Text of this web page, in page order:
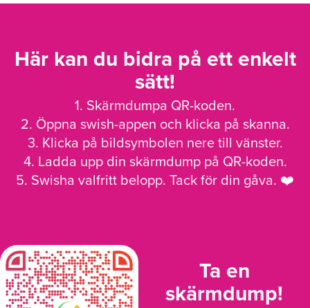
Här kan du bidra på ett enkelt
sätt!
1. Skärmdumpa QR-koden.
2. Öppna swish-appen och klicka på skanna.
3. Klicka på bildsymbolen nere till vänster.
4. Ladda upp din skärmdump på QR-koden.
5. Swisha valfritt belopp. Tack för din gåva. ❤️
Ta en
skärmdump!